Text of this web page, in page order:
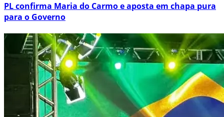
PL confirma Maria do Carmo e aposta em chapa pura
para o Governo